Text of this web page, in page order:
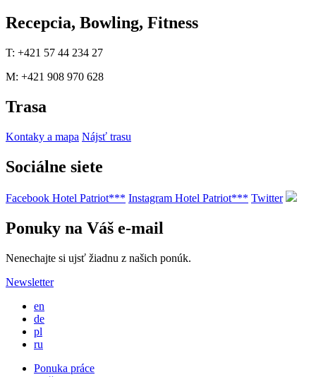
Recepcia, Bowling, Fitness
T: +421 57 44 234 27
M: +421 908 970 628
Trasa
Kontaky a mapa Nájsť trasu
Sociálne siete
Facebook Hotel Patriot*** Instagram Hotel Patriot*** Twitter
Ponuky na Váš e-mail
Nenechajte si ujsť žiadnu z našich ponúk.
Newsletter
en
de
pl
ru
Ponuka práce